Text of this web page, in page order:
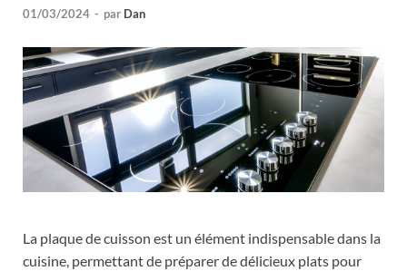
01/03/2024 - par Dan
La plaque de cuisson est un élément indispensable dans la
cuisine, permettant de préparer de délicieux plats pour